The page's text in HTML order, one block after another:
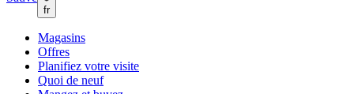
fr
Magasins
Offres
Planifiez votre visite
Quoi de neuf